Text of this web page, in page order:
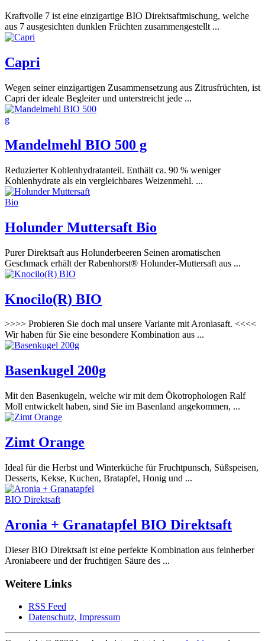
Kraftvolle 7 ist eine einzigartige BIO Direktsaftmischung, welche
aus 7 ausgesichten dunklen Früchten zusammengestellt ...
Capri
Wegen seiner einzigartigen Zusammensetzung aus Zitrusfrüchten, ist
Capri der ideale Begleiter und unterstreicht jede ...
Mandelmehl BIO 500 g
Reduzierter Kohlenhydratanteil. Enthält ca. 90 % weniger
Kohlenhydrate als ein vergleichbares Weizenmehl. ...
Holunder Muttersaft Bio
Purer Direktsaft aus Holunderbeeren Seinen aromatischen
Geschmack erhält der Rabenhorst® Holunder-Muttersaft aus ...
Knocilo(R) BIO
>>>> Probieren Sie doch mal unsere Variante mit Aroniasaft. <<<<
Wir haben für Sie eine besondere Kombination aus ...
Basenkugel 200g
Mit den Basenkugeln, welche wir mit dem Ökotrophologen Ralf
Moll entwickelt haben, sind Sie im Basenland angekommen, ...
Zimt Orange
Ideal für die Herbst und Winterküche für Fruchtpunsch, Süßspeisen,
Desserts, Kekse, Kuchen, Bratapfel, Honig und ...
Aronia + Granatapfel BIO Direktsaft
Dieser BIO Direktsaft ist eine perfekte Kombination aus feinherber
Aroniabeere und der fruchtigen Säure des ...
Weitere Links
RSS Feed
Datenschutz, Impressum